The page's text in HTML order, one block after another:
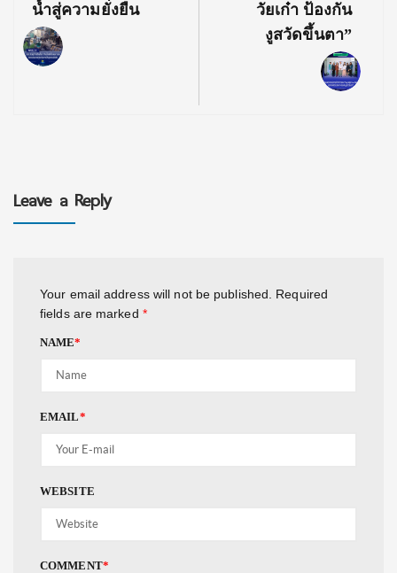
น้ำสู่ความยั่งยืน
วัยเก๋า ป้องกัน
งูสวัดขึ้นตา”
Leave a Reply
Your email address will not be published.
Required
fields are marked *
NAME*
EMAIL*
WEBSITE
COMMENT*